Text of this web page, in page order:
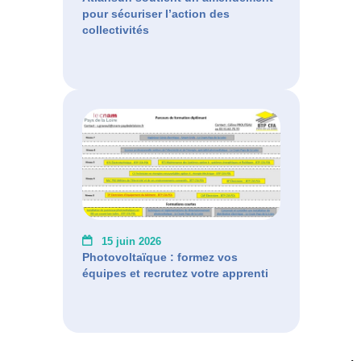
pour sécuriser l’action des
collectivités
15 juin 2026
Photovoltaïque : formez vos
équipes et recrutez votre apprenti